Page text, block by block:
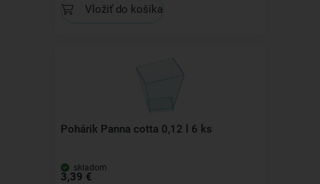
Vložiť do košíka
Pohárik Panna cotta 0,12 l 6 ks
skladom
3,39 €